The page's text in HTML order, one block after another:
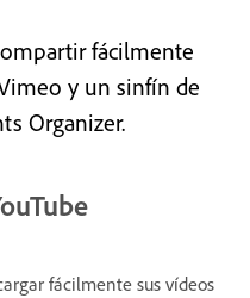
fácilmente
y un sinfín de
Organizer.
fácilmente sus vídeos